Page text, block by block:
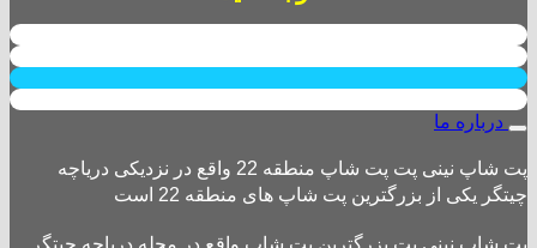
درباره ما
پت شاپ نینی پت پت شاپ منطقه 22 واقع در نزدیکی دریاچه
چیتگر یکی از بزرگترین پت شاپ های منطقه 22 است
پت شاپ نینی پت بزرگترین پت شاپ واقع در محله دریاچه چیتگر